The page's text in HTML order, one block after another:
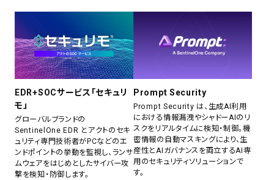
EDR+SOCサービス「セキュリ
モ」
グローバルブランドの
SentinelOne EDR とアクトのセキ
ュリティ専門技術者がPCなどのエ
ンドポイントの挙動を監視し、ランサ
ムウェアをはじめとしたサイバー攻
撃を検知・防御します。
Prompt Security
Prompt Security は、生成AI利用
における情報漏洩やシャドーAIのリ
スクをリアルタイムに検知・制御。機
密情報の自動マスキングにより、生
産性とAIガバナンスを両立するAI専
用のセキュリティソリューションで
す。